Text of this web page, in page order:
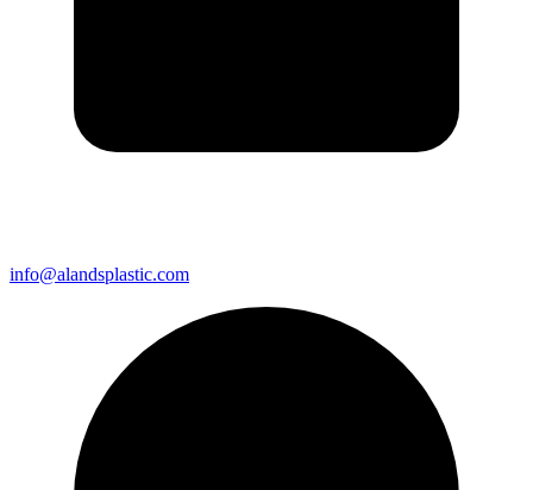
info@alandsplastic.com